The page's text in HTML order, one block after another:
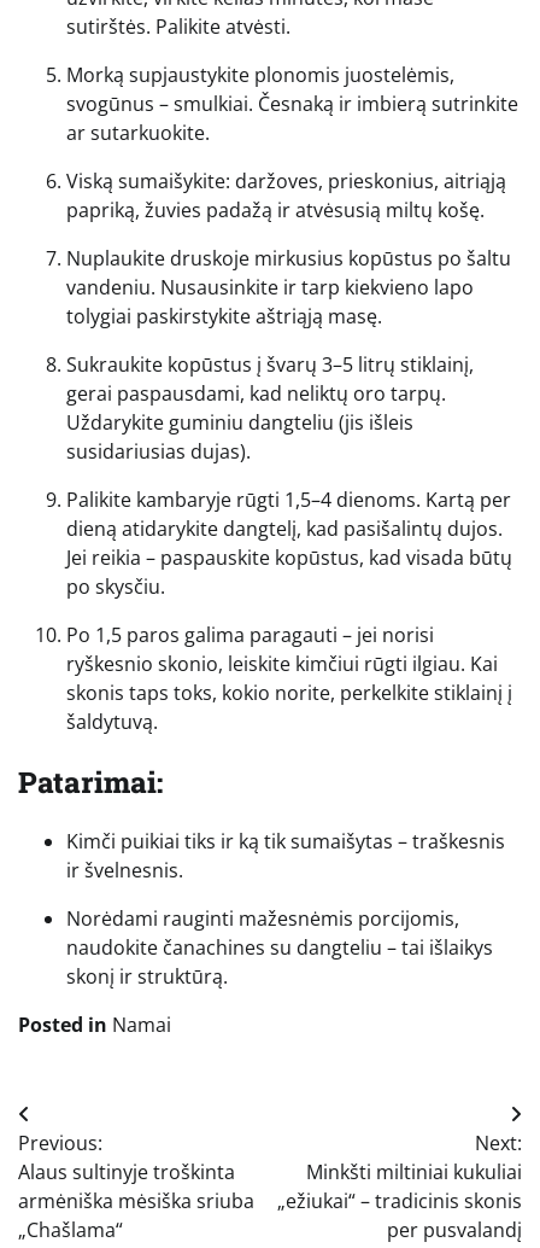
sutirštės. Palikite atvėsti.
Morką supjaustykite plonomis juostelėmis,
svogūnus – smulkiai. Česnaką ir imbierą sutrinkite
ar sutarkuokite.
Viską sumaišykite: daržoves, prieskonius, aitriąją
papriką, žuvies padažą ir atvėsusią miltų košę.
Nuplaukite druskoje mirkusius kopūstus po šaltu
vandeniu. Nusausinkite ir tarp kiekvieno lapo
tolygiai paskirstykite aštriąją masę.
Sukraukite kopūstus į švarų 3–5 litrų stiklainį,
gerai paspausdami, kad neliktų oro tarpų.
Uždarykite guminiu dangteliu (jis išleis
susidariusias dujas).
Palikite kambaryje rūgti 1,5–4 dienoms. Kartą per
dieną atidarykite dangtelį, kad pasišalintų dujos.
Jei reikia – paspauskite kopūstus, kad visada būtų
po skysčiu.
Po 1,5 paros galima paragauti – jei norisi
ryškesnio skonio, leiskite kimčiui rūgti ilgiau. Kai
skonis taps toks, kokio norite, perkelkite stiklainį į
šaldytuvą.
Patarimai:
Kimči puikiai tiks ir ką tik sumaišytas – traškesnis
ir švelnesnis.
Norėdami rauginti mažesnėmis porcijomis,
naudokite čanachines su dangteliu – tai išlaikys
skonį ir struktūrą.
Posted in Namai
Navigacija
tarp
įrašų
Previous:
Alaus sultinyje troškinta
armėniška mėsiška sriuba
„Chašlama“
Next:
Minkšti miltiniai kukuliai
„ežiukai“ – tradicinis skonis
per pusvalandį